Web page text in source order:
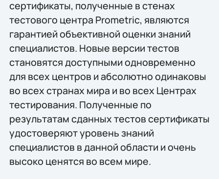
сертификаты, полученные в стенах
тестового центра Prometric, являются
гарантией объективной оценки знаний
специалистов. Новые версии тестов
становятся доступными одновременно
для всех центров и абсолютно одинаковы
во всех странах мира и во всех Центрах
тестирования. Полученные по
результатам сданных тестов сертификаты
удостоверяют уровень знаний
специалистов в данной области и очень
высоко ценятся во всем мире.